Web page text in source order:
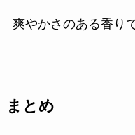
爽やかさのある香り
まとめ